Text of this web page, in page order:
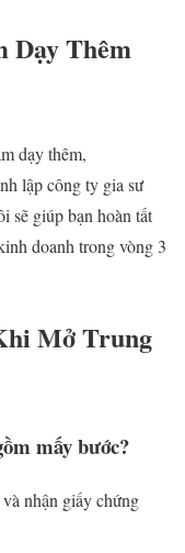
Dạy Thêm
dạy thêm,
lập công ty gia sư
sẽ giúp bạn hoàn tất
doanh trong vòng 3
Mở Trung
mấy bước?
nhận giấy chứng